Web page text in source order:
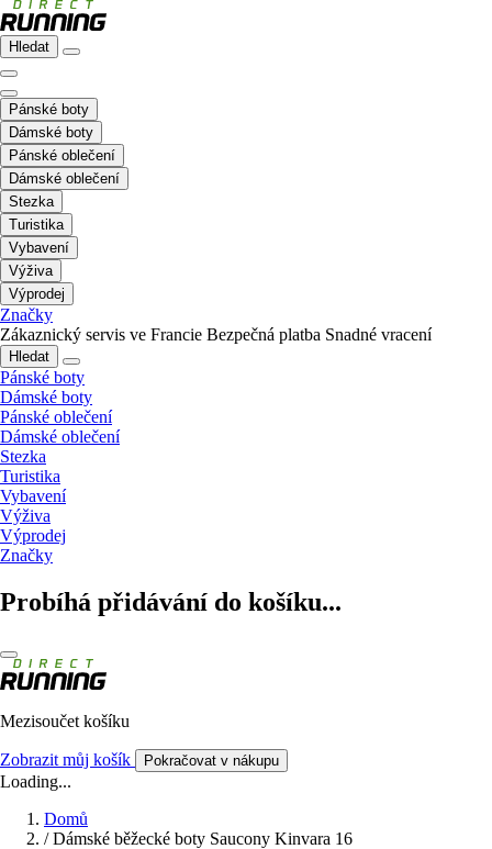
Hledat
Pánské boty
Dámské boty
Pánské oblečení
Dámské oblečení
Stezka
Turistika
Vybavení
Výživa
Výprodej
Značky
Zákaznický servis ve Francie Bezpečná platba Snadné vracení
Hledat
Pánské boty
Dámské boty
Pánské oblečení
Dámské oblečení
Stezka
Turistika
Vybavení
Výživa
Výprodej
Značky
Probíhá přidávání do košíku...
Mezisoučet košíku
Zobrazit můj košík Pokračovat v nákupu
Loading...
Domů
/ Dámské běžecké boty Saucony Kinvara 16